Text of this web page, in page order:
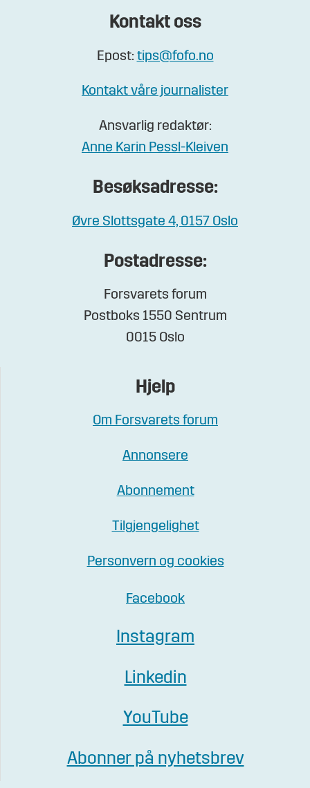
Kontakt oss
Epost: tips@fofo.no
Kontakt våre journalister
Ansvarlig redaktør:
Anne Karin Pessl-Kleiven
Besøksadresse:
Øvre Slottsgate 4, 0157 Oslo
Postadresse:
Forsvarets forum
Postboks 1550 Sentrum
0015 Oslo
Hjelp
Om Forsvarets forum
Annonsere
Abonnement
Tilgjengelighet
Personvern og cookies
Facebook
Instagram
Linkedin
YouTube
Abonner på nyhetsbrev